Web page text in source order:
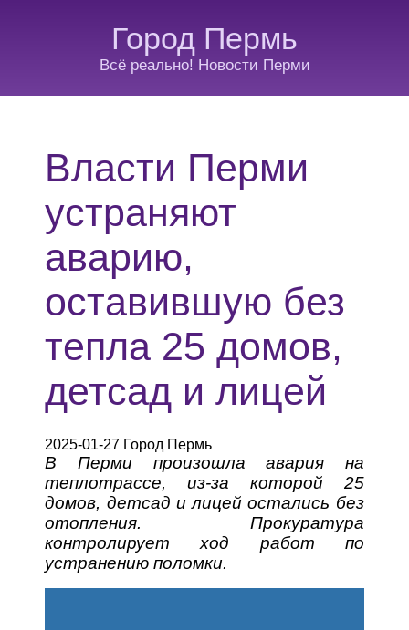
Город Пермь
Всё реально! Новости Перми
Власти Перми
устраняют
аварию,
оставившую без
тепла 25 домов,
детсад и лицей
2025-01-27 Город Пермь
В Перми произошла авария на
теплотрассе, из-за которой 25
домов, детсад и лицей остались без
отопления. Прокуратура
контролирует ход работ по
устранению поломки.